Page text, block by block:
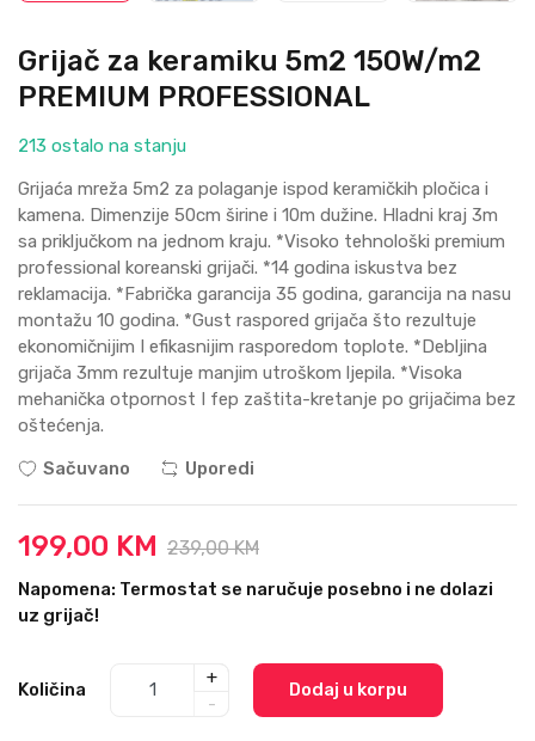
Grijač za keramiku 5m2 150W/m2
PREMIUM PROFESSIONAL
213 ostalo na stanju
Griјaća mreža 5m2 za polaganje ispod keramičkih pločica i
kamena. Dimenziјe 50cm širine i 10m dužine. Hladni kraј 3m
sa priključkom na јednom kraјu. *Visoko tehnološki premium
professional koreanski grijači. *14 godina iskustva bez
reklamacija. *Fabrička garancija 35 godina, garancija na nasu
montažu 10 godina. *Gust raspored grijača što rezultuje
ekonomičnijim I efikasnijim rasporedom toplote. *Debljina
grijača 3mm rezultuje manjim utroškom ljepila. *Visoka
mehanička otpornost I fep zaštita-kretanje po grijačima bez
oštećenja.
Sačuvano
Uporedi
199,00 KM 239,00 KM
Napomena: Termostat se naručuje posebno i ne dolazi
uz grijač!
Količina
+
-
Dodaj u korpu